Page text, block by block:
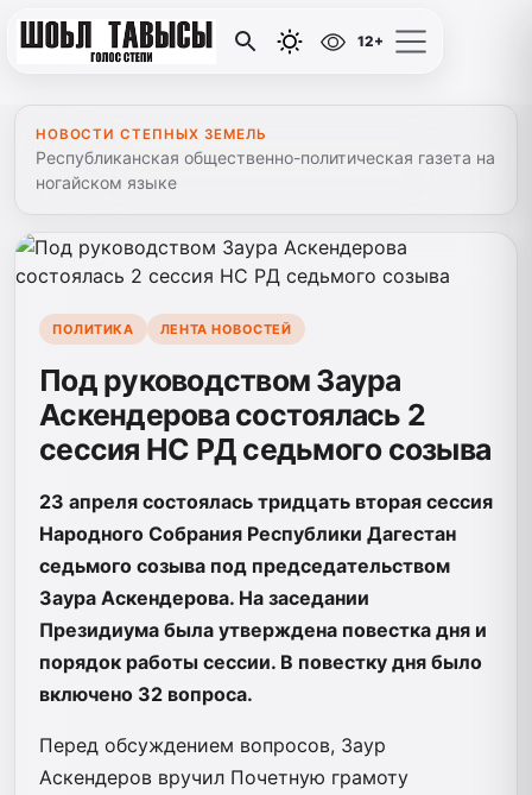
12+
НОВОСТИ СТЕПНЫХ ЗЕМЕЛЬ
Республиканская общественно-политическая газета на
ногайском языке
ПОЛИТИКА ЛЕНТА НОВОСТЕЙ
Под руководством Заура
Аскендерова состоялась 2
сессия НС РД седьмого созыва
23 апреля состоялась тридцать вторая сессия
Народного Собрания Республики Дагестан
седьмого созыва под председательством
Заура Аскендерова. На заседании
Президиума была утверждена повестка дня и
порядок работы сессии. В повестку дня было
включено 32 вопроса.
Перед обсуждением вопросов, Заур
Аскендеров вручил Почетную грамоту